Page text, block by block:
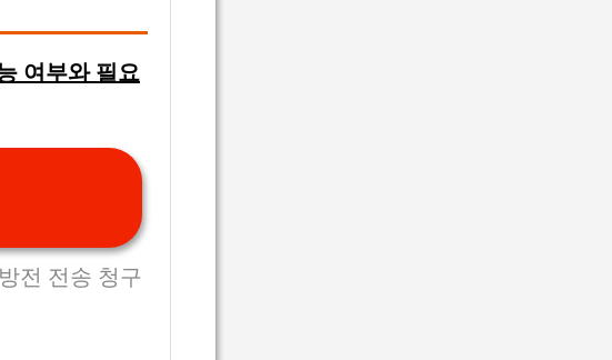
여부와 필요
전 전송 청구